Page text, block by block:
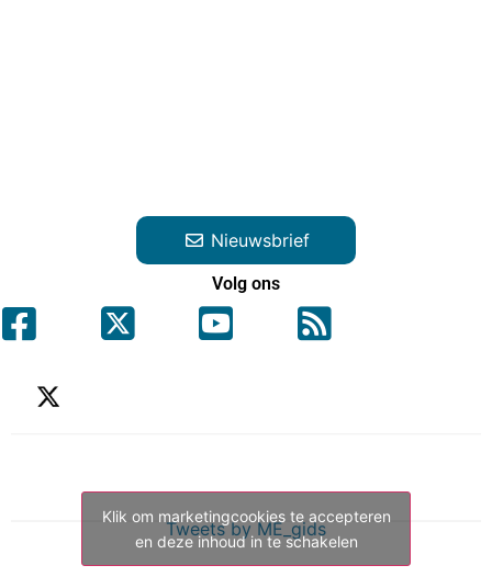
Nieuwsbrief
Volg ons
Tweets by ME_gids
Klik om marketingcookies te accepteren
en deze inhoud in te schakelen